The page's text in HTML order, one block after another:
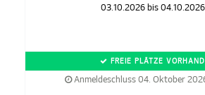
03.10.2026 bis 04.10.2026
FREIE PLÄTZE
Anmeldeschluss 04. Oktober